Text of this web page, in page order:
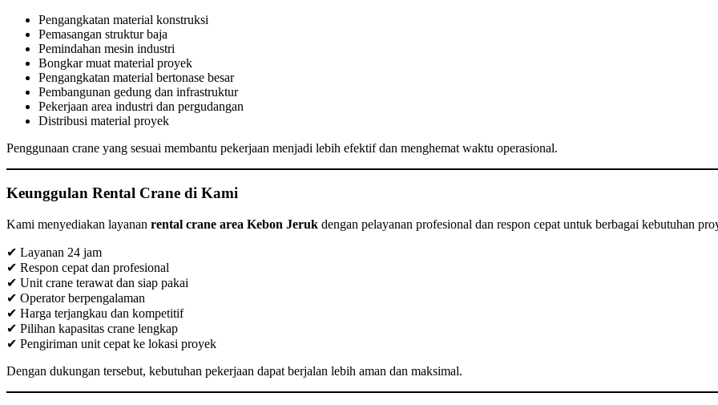
Pengangkatan material konstruksi
Pemasangan struktur baja
Pemindahan mesin industri
Bongkar muat material proyek
Pengangkatan material bertonase besar
Pembangunan gedung dan infrastruktur
Pekerjaan area industri dan pergudangan
Distribusi material proyek
Penggunaan crane yang sesuai membantu pekerjaan menjadi lebih efektif dan menghemat waktu operasional.
Keunggulan Rental Crane di Kami
Kami menyediakan layanan rental crane area Kebon Jeruk dengan pelayanan profesional dan respon cepat untuk berbagai kebutuhan
✔ Layanan 24 jam
✔ Respon cepat dan profesional
✔ Unit crane terawat dan siap pakai
✔ Operator berpengalaman
✔ Harga terjangkau dan kompetitif
✔ Pilihan kapasitas crane lengkap
✔ Pengiriman unit cepat ke lokasi proyek
Dengan dukungan tersebut, kebutuhan pekerjaan dapat berjalan lebih aman dan maksimal.